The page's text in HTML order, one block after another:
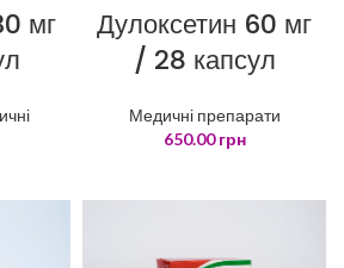
мг
Дулоксетин 60 мг
/ 28 капсул
Медичні препарати
650.00грн